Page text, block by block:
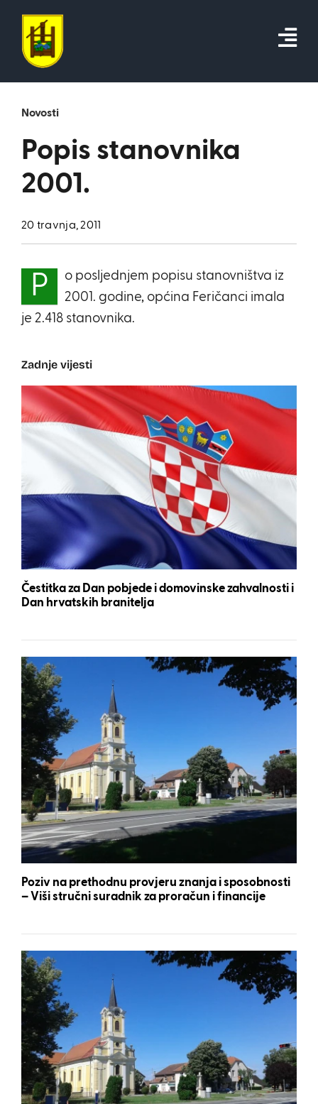
content
Novosti
Popis stanovnika
2001.
20 travnja, 2011
P
o posljednjem popisu stanovništva iz
2001. godine, općina Feričanci imala
je 2.418 stanovnika.
Zadnje vijesti
Čestitka za Dan pobjede i domovinske zahvalnosti i
Dan hrvatskih branitelja
Poziv na prethodnu provjeru znanja i sposobnosti
– Viši stručni suradnik za proračun i financije